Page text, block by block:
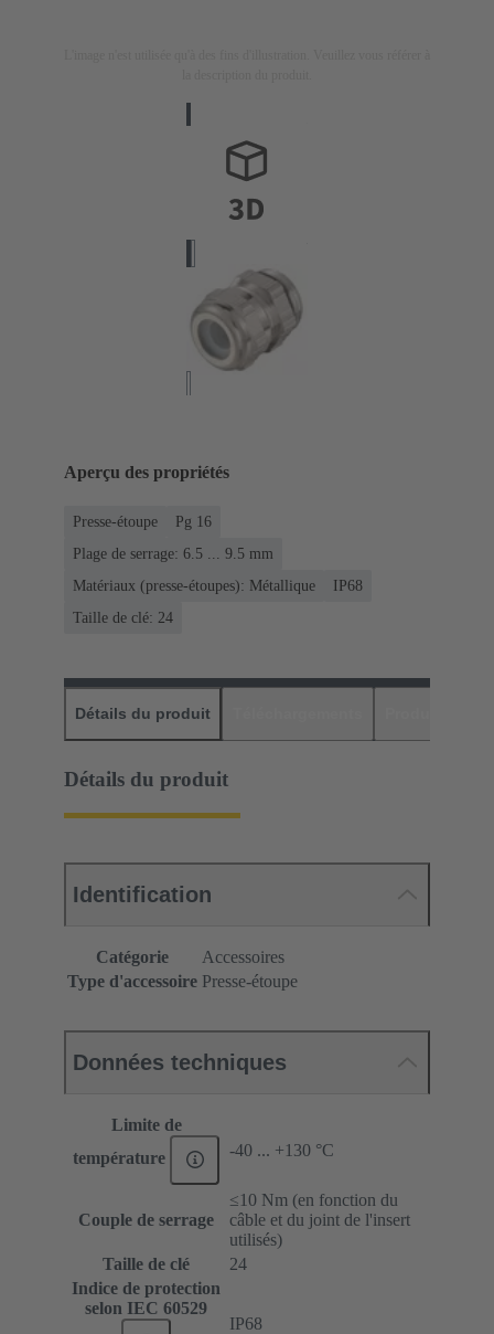
Aperçu des propriétés
Presse-étoupe
Pg 16
Plage de serrage: 6.5 ... 9.5 mm
Matériaux (presse-étoupes): Métallique
IP68
Taille de clé: 24
Détails du produit
Détails du produit
Identification
Catégorie
Accessoires
Type d'accessoire Presse-étoupe
Données techniques
Limite de
température
-40 ... +130 °C
Couple de serrage
≤10 Nm (en fonction du
câble et du joint de l'insert
utilisés)
Taille de clé
24
Indice de protection
selon IEC 60529
IP68